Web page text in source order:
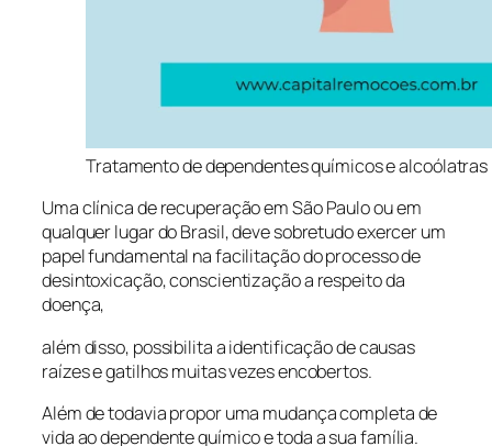
Tratamento de dependentes químicos e alcoólatras
Uma clínica de recuperação em São Paulo ou em
qualquer lugar do Brasil, deve sobretudo exercer um
papel fundamental na facilitação do processo de
desintoxicação, conscientização a respeito da
doença,
além disso, possibilita a identificação de causas
raízes e gatilhos muitas vezes encobertos.
Além de todavia propor uma mudança completa de
vida ao dependente químico e toda a sua família.